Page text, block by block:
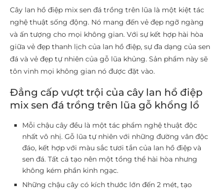
Cây lan hồ điệp mix sen đá trồng trên lũa là một kiệt tác
nghệ thuật sống động. Nó mang đến vẻ đẹp ngỡ ngàng
và ấn tượng cho mọi không gian. Với sự kết hợp hài hòa
giữa vẻ đẹp thanh lịch của lan hồ điệp, sự đa dạng của sen
đá và vẻ đẹp tự nhiên của gỗ lũa khủng. Sản phẩm này sẽ
tôn vinh mọi không gian nó được đặt vào.
Đẳng cấp vượt trội của cây lan hồ điệp
mix sen đá trồng trên lũa gỗ khổng lồ
Mỗi chậu cây đều là một tác phẩm nghệ thuật độc
nhất vô nhị. Gỗ lũa tự nhiên với những đường vân độc
đáo, kết hợp với màu sắc tươi tắn của lan hồ điệp và
sen đá. Tất cả tạo nên một tổng thể hài hòa nhưng
không kém phần kinh ngạc.
Những chậu cây có kích thước lớn đến 2 mét, tạo